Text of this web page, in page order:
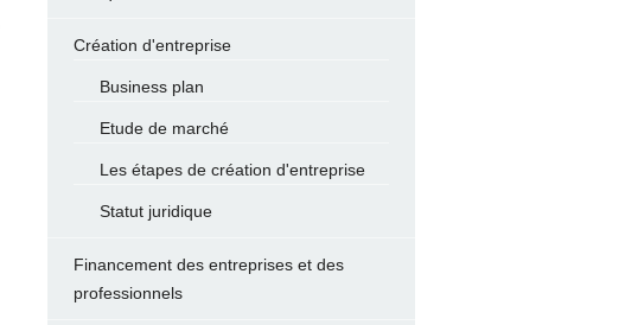
Création d'entreprise
Business plan
Etude de marché
Les étapes de création d'entreprise
Statut juridique
Financement des entreprises et des
professionnels